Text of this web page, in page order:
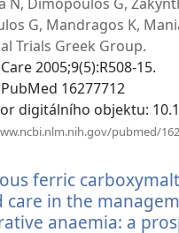
G, Mandragos K,
Trials Greek Group.
2005;9(5):R508-15.
16277712
digitálního objektu‎:
pubmed/
ferric
care in the
anaemia: a